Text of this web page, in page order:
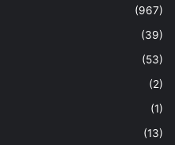
(967)
(39)
(53)
(2)
(1)
(13)